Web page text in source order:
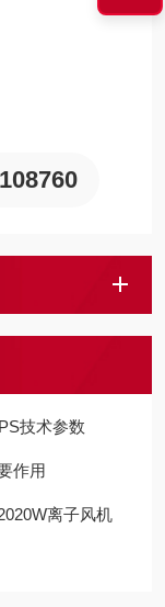
主軸壽命。該產品
的適配需求。
技术参数
作用
离子风机